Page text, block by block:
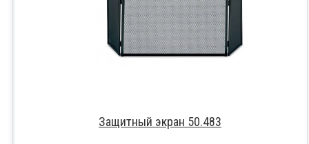
Защитный экран 50.483